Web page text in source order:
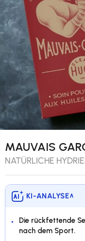
MAUVAIS
NATÜRLICHE
KI-ANALYSE∨
Die rückfettende
nach dem Sport.